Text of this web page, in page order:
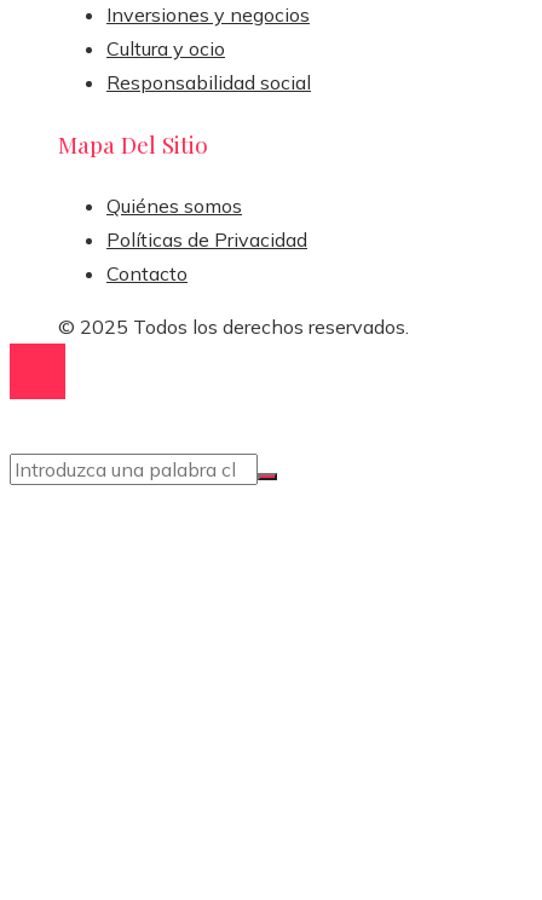
Inversiones y negocios
Cultura y ocio
Responsabilidad social
Mapa Del Sitio
Quiénes somos
Políticas de Privacidad
Contacto
© 2025 Todos los derechos reservados.